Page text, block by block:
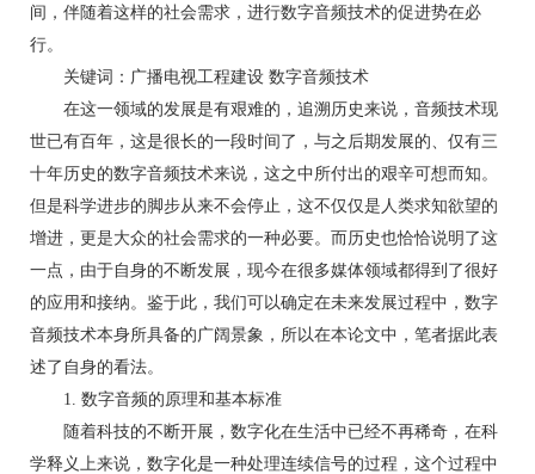
间，伴随着这样的社会需求，进行数字音频技术的促进势在必
行。
关键词：广播电视工程建设 数字音频技术
在这一领域的发展是有艰难的，追溯历史来说，音频技术现
世已有百年，这是很长的一段时间了，与之后期发展的、仅有三
十年历史的数字音频技术来说，这之中所付出的艰辛可想而知。
但是科学进步的脚步从来不会停止，这不仅仅是人类求知欲望的
增进，更是大众的社会需求的一种必要。而历史也恰恰说明了这
一点，由于自身的不断发展，现今在很多媒体领域都得到了很好
的应用和接纳。鉴于此，我们可以确定在未来发展过程中，数字
音频技术本身所具备的广阔景象，所以在本论文中，笔者据此表
述了自身的看法。
1. 数字音频的原理和基本标准
随着科技的不断开展，数字化在生活中已经不再稀奇，在科
学释义上来说，数字化是一种处理连续信号的过程，这个过程中